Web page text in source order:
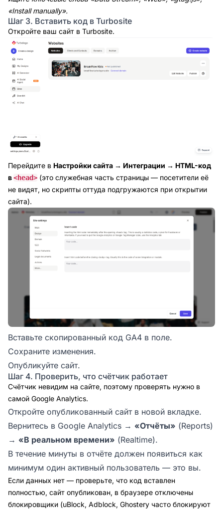
«Install manually».
Шаг 3. Вставить код в Turbosite
Откройте ваш сайт в Turbosite.
Перейдите в Настройки сайта → Интеграции → HTML-код
в<head> (это служебная часть страницы — посетители её
не видят, но скрипты оттуда подгружаются при открытии
сайта).
Вставьте скопированный код GA4 в поле.
Сохраните изменения.
Опубликуйте сайт.
Шаг 4. Проверить, что счётчик работает
Счётчик невидим на сайте, поэтому проверять нужно в
самой Google Analytics.
Откройте опубликованный сайт в новой вкладке.
Вернитесь в Google Analytics → «Отчёты» (Reports)
→ «В реальном времени» (Realtime).
В течение минуты в отчёте должен появиться как
минимум один активный пользователь — это вы.
Если данных нет — проверьте, что код вставлен
полностью, сайт опубликован, в браузере отключены
блокировщики (uBlock, Adblock, Ghostery часто блокируют